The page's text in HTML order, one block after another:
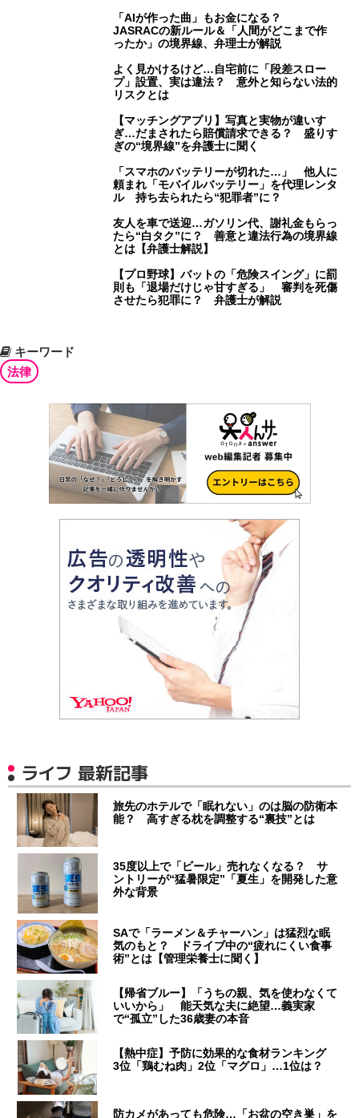
「AIが作った曲」もお金になる？
JASRACの新ルール＆「人間がどこまで作
ったか」の境界線、弁理士が解説
よく見かけるけど…自宅前に「段差スロー
プ」設置、実は違法？ 意外と知らない法的
リスクとは
【マッチングアプリ】写真と実物が違いす
ぎ…だまされたら賠償請求できる？ 盛りす
ぎの“境界線”を弁護士に聞く
「スマホのバッテリーが切れた…」 他人に
頼まれ「モバイルバッテリー」を代理レンタ
ル 持ち去られたら“犯罪者”に？
友人を車で送迎…ガソリン代、謝礼金もらっ
たら“白タク”に？ 善意と違法行為の境界線
とは【弁護士解説】
【プロ野球】バットの「危険スイング」に罰
則も「退場だけじゃ甘すぎる」 審判を死傷
させたら犯罪に？ 弁護士が解説
キーワード
法律
ライフ 最新記事
旅先のホテルで「眠れない」のは脳の防衛本
能？ 高すぎる枕を調整する“裏技”とは
35度以上で「ビール」売れなくなる？ サ
ントリーが“猛暑限定”「夏生」を開発した意
外な背景
SAで「ラーメン＆チャーハン」は猛烈な眠
気のもと？ ドライブ中の“疲れにくい食事
術”とは【管理栄養士に聞く】
【帰省ブルー】「うちの親、気を使わなくて
いいから」 能天気な夫に絶望…義実家
で“孤立”した36歳妻の本音
【熱中症】予防に効果的な食材ランキング
3位「鶏むね肉」2位「マグロ」…1位は？
防カメがあっても危険…「お盆の空き巣」を